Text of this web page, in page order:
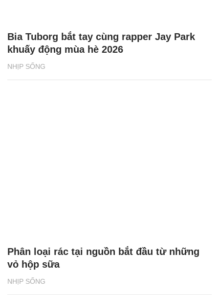
NHỊP SỐNG
Bia Tuborg bắt tay cùng rapper Jay Park
khuấy động mùa hè 2026
NHỊP SỐNG
Phân loại rác tại nguồn bắt đầu từ những
vỏ hộp sữa